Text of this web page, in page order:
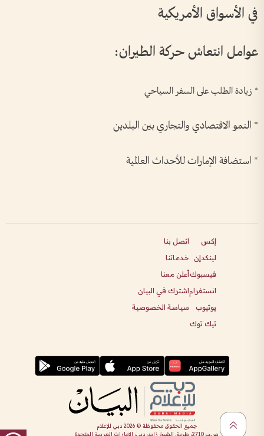
في الأسواق الأمريكية
عوامل انتعاش حركة الطيران:
* زيادة الطلب على السفر السياحي
* النمو الاقتصادي والتجاري بين البلدين
* استضافة الإمارات للأحداث العالمية
إكس
لينكدإن
فيسبوك
انستغرام
يوتيوب
تيك توك
اتصل بنا
خدماتنا
أعلن معنا
اشترك في البيان
سياسة الخصوصية
جميع الحقوق محفوظة ©2026 دبي للإعلام
ص.ب 2710، طريق الشيخ زايد، دبي، الإمارات العربية المتحدة